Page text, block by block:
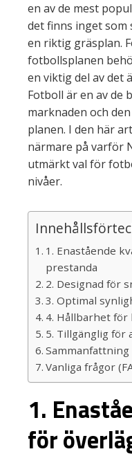
en av de mest
det finns inget som
en riktig gräsplan.
fotbollsplanen
en viktig del av det
Fotboll är en av de
marknaden och
planen. I den här
närmare på varför
utmärkt val för
nivåer.
1. Enastående
prestanda
2. Designad för
3. Optimal
4. Hållbarhet för
5. Tillgänglig för
Sammanfattning
Vanliga frågor
1.
för